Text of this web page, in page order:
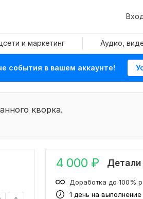
и маркетинг Аудио,
события в вашем аккаунте!
кворка.
4 000 ₽ Детали
1 день на выполнение
Доработка до 100%